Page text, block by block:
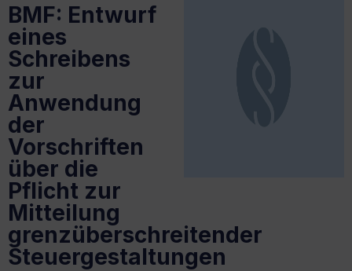
BMF: Entwurf
eines
Schreibens
zur
Anwendung
der
Vorschriften
über die
Pflicht zur
Mitteilung
grenzüberschreitender
Steuergestaltungen